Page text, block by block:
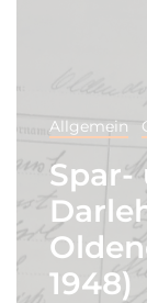
Allgemein
Spar-
1948)